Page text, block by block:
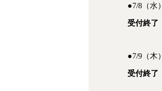
●7/8（水）
受付終了
●7/9（木）
受付終了